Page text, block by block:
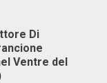
Di
Ventre del